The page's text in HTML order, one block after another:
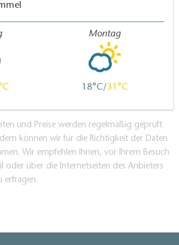
Montag
18 31
und Preise werden regelmäßig geprüft
können wir für die Richtigkeit der Daten
Wir empfehlen Ihnen, vor Ihrem Besuch
oder über die Internetseiten des Anbieters
erfragen.